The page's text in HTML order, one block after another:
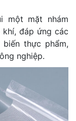
một mặt nhám
đáp ứng các
thực phẩm,
nghiệp.